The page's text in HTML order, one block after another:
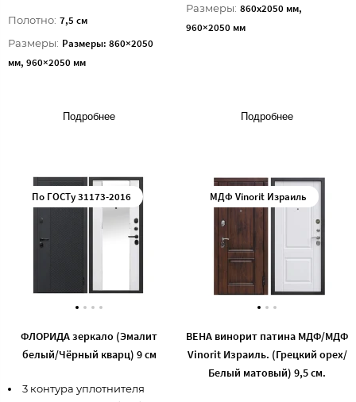
Полотно: 7,5 см
Размеры: Размеры: 860×2050
мм, 960×2050 мм
Подробнее
Размеры: 860х2050 мм,
960×2050 мм
Подробнее
ФЛОРИДА зеркало (Эмалит
белый/Чёрный кварц) 9 см
3 контура уплотнителя
ВЕНА винорит патина МДФ/МДФ
Vinorit Израиль. (Грецкий орех/
Белый матовый) 9,5 см.